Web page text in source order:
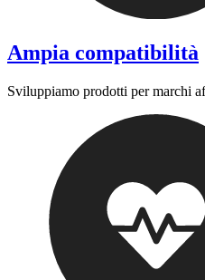
Ampia compatibilità
Sviluppiamo prodotti per marchi